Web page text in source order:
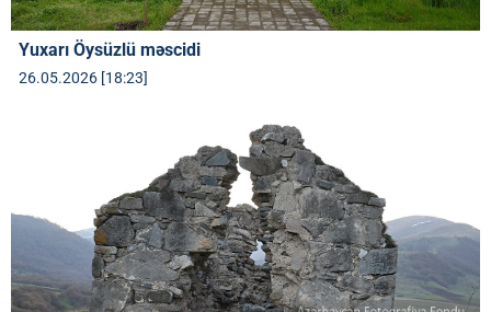
Yuxarı Öysüzlü məscidi
26.05.2026 [18:23]